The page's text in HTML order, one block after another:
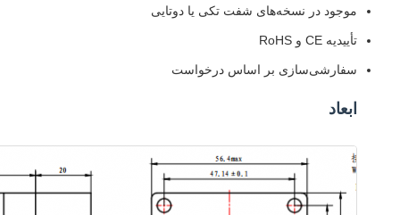
موجود در نسخه‌های شفت تکی یا دوتایی
تأییدیه CE و RoHS
سفارشی‌سازی بر اساس درخواست
ابعاد